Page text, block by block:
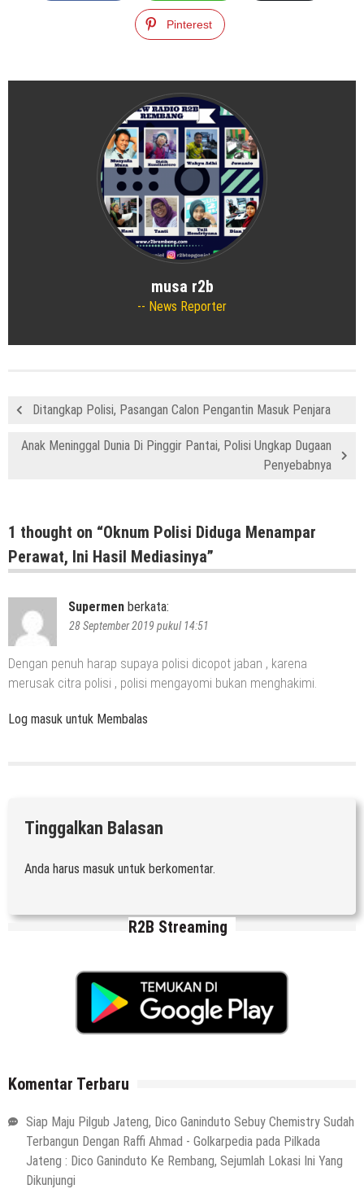
Pinterest
musa r2b
News Reporter
Ditangkap Polisi, Pasangan Calon Pengantin Masuk Penjara
Anak Meninggal Dunia Di Pinggir Pantai, Polisi Ungkap Dugaan
Penyebabnya
1 thought on “Oknum Polisi Diduga Menampar
Perawat, Ini Hasil Mediasinya”
Supermen berkata:
28 September 2019 pukul 14:51
Dengan penuh harap supaya polisi dicopot jaban , karena
merusak citra polisi , polisi mengayomi bukan menghakimi.
Log masuk untuk Membalas
Tinggalkan Balasan
Anda harus masuk untuk berkomentar.
R2B Streaming
Komentar Terbaru
Siap Maju Pilgub Jateng, Dico Ganinduto Sebuy Chemistry Sudah
Terbangun Dengan Raffi Ahmad - Golkarpedia pada Pilkada
Jateng : Dico Ganinduto Ke Rembang, Sejumlah Lokasi Ini Yang
Dikunjungi